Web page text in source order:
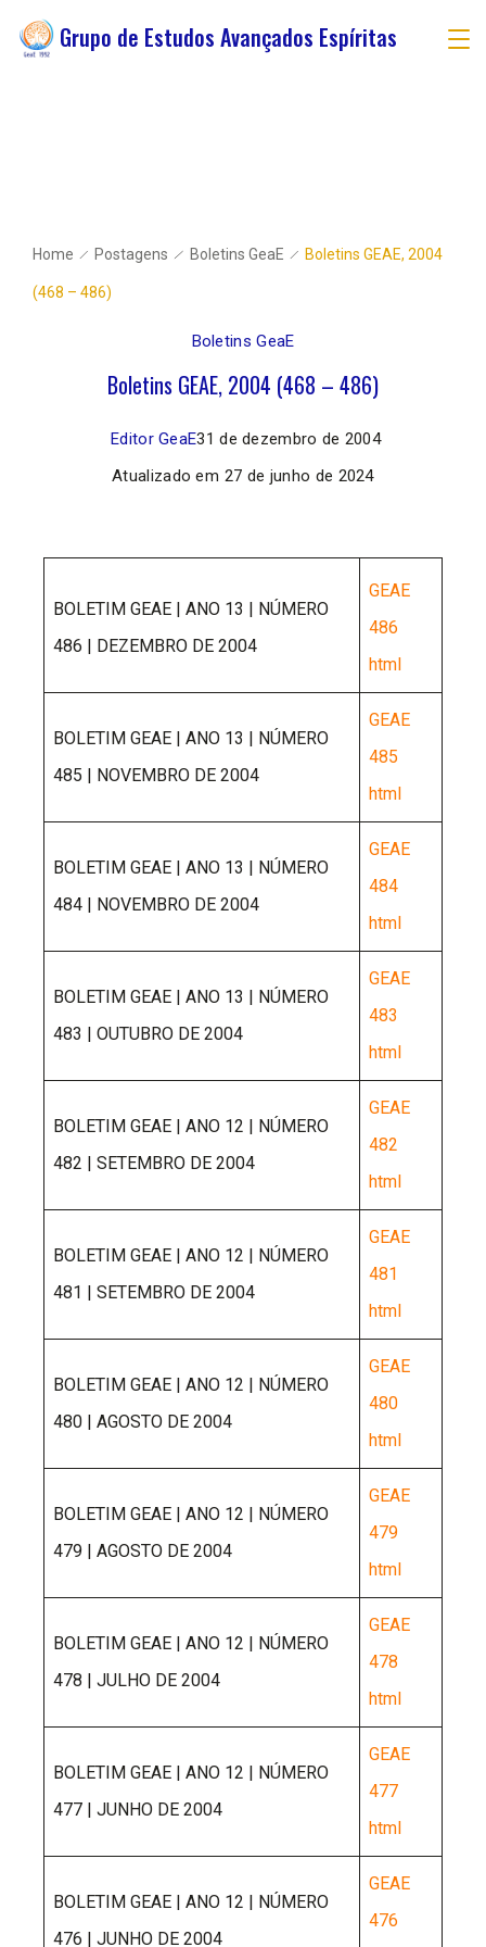
Grupo de Estudos Avançados Espíritas
Home Postagens Boletins GeaE Boletins GEAE, 2004
(468 – 486)
Boletins GeaE
Boletins GEAE, 2004 (468 – 486)
Editor GeaE31 de dezembro de 2004
Atualizado em 27 de junho de 2024
BOLETIM GEAE | ANO 13 | NÚMERO
486 | DEZEMBRO DE 2004
GEAE
486
html
BOLETIM GEAE | ANO 13 | NÚMERO
485 | NOVEMBRO DE 2004
GEAE
485
html
BOLETIM GEAE | ANO 13 | NÚMERO
484 | NOVEMBRO DE 2004
GEAE
484
html
BOLETIM GEAE | ANO 13 | NÚMERO
483 | OUTUBRO DE 2004
GEAE
483
html
BOLETIM GEAE | ANO 12 | NÚMERO
482 | SETEMBRO DE 2004
GEAE
482
html
BOLETIM GEAE | ANO 12 | NÚMERO
481 | SETEMBRO DE 2004
GEAE
481
html
BOLETIM GEAE | ANO 12 | NÚMERO
480 | AGOSTO DE 2004
GEAE
480
html
BOLETIM GEAE | ANO 12 | NÚMERO
479 | AGOSTO DE 2004
GEAE
479
html
BOLETIM GEAE | ANO 12 | NÚMERO
478 | JULHO DE 2004
GEAE
478
html
BOLETIM GEAE | ANO 12 | NÚMERO
477 | JUNHO DE 2004
GEAE
477
html
BOLETIM GEAE | ANO 12 | NÚMERO
476 | JUNHO DE 2004
GEAE
476